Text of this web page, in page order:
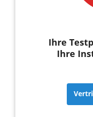
Ihre
Ihre